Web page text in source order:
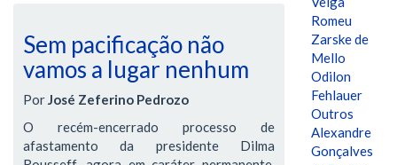
Sem pacificação não
vamos a lugar nenhum
PorJosé Zeferino Pedrozo
O recém-encerrado processo de
afastamento da presidente Dilma
Romeu
Zarske de
Mello
Odilon
Fehlauer
Outros
Alexandre
Gonçalves